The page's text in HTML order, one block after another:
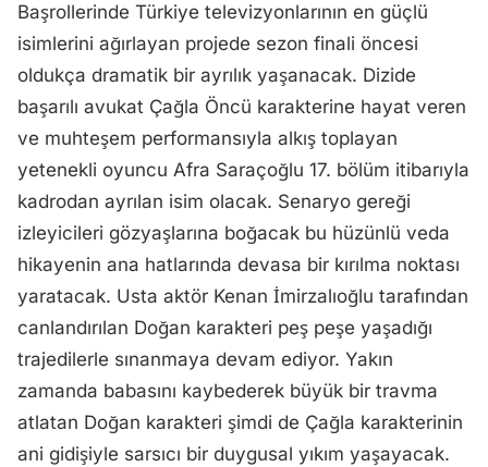
Başrollerinde Türkiye televizyonlarının en güçlü
isimlerini ağırlayan projede sezon finali öncesi
oldukça dramatik bir ayrılık yaşanacak. Dizide
başarılı avukat Çağla Öncü karakterine hayat veren
ve muhteşem performansıyla alkış toplayan
yetenekli oyuncu Afra Saraçoğlu 17. bölüm itibarıyla
kadrodan ayrılan isim olacak. Senaryo gereği
izleyicileri gözyaşlarına boğacak bu hüzünlü veda
hikayenin ana hatlarında devasa bir kırılma noktası
yaratacak. Usta aktör Kenan İmirzalıoğlu tarafından
canlandırılan Doğan karakteri peş peşe yaşadığı
trajedilerle sınanmaya devam ediyor. Yakın
zamanda babasını kaybederek büyük bir travma
atlatan Doğan karakteri şimdi de Çağla karakterinin
ani gidişiyle sarsıcı bir duygusal yıkım yaşayacak.